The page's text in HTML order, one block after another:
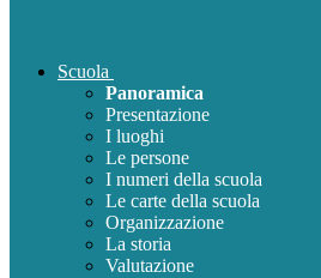
Scuola
Panoramica
Presentazione
I luoghi
Le persone
I numeri della scuola
Le carte della scuola
Organizzazione
La storia
Valutazione